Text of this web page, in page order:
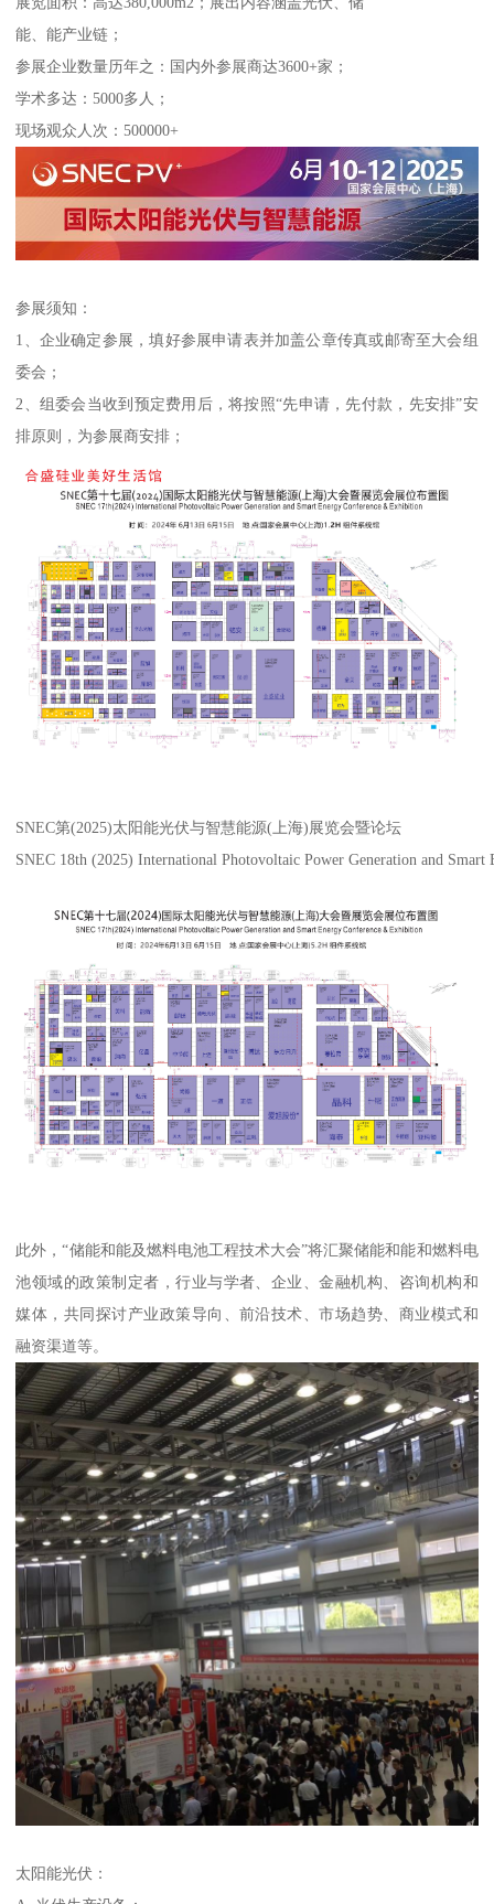
能、能产业链；
参展企业数量历年之：国内外参展商达3600+家；
学术多达：5000多人；
现场观众人次：500000+
参展须知：
1、企业确定参展，填好参展申请表并加盖公章传真或邮寄至大会组
委会；
2、组委会当收到预定费用后，将按照“先申请，先付款，先安排”安
排原则，为参展商安排；
SNEC第(2025)太阳能光伏与智慧能源(上海)展览会暨论坛
SNEC 18th (2025) International Photovoltaic Power Generation and
此外，“储能和能及燃料电池工程技术大会”将汇聚储能和能和燃料电
池领域的政策制定者，行业与学者、企业、金融机构、咨询机构和
媒体，共同探讨产业政策导向、前沿技术、市场趋势、商业模式和
融资渠道等。
太阳能光伏：